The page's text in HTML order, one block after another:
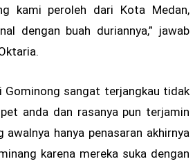
kami peroleh dari Kota Medan,
dengan buah duriannya,” jawab
Gominong sangat terjangkau tidak
anda dan rasanya pun terjamin
awalnya hanya penasaran akhirnya
karena mereka suka dengan